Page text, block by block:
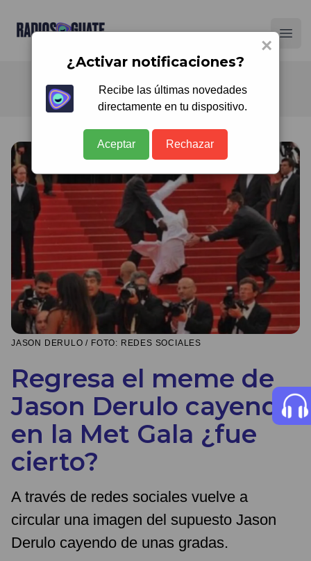
Radios Guate
JASON DERULO / FOTO: REDES SOCIALES
Regresa el meme de
Jason Derulo cayendo
en la Met Gala ¿fue
cierto?
A través de redes sociales vuelve a
circular una imagen del supuesto Jason
Derulo cayendo de unas gradas.
×
¿Activar notificaciones?
Recibe las últimas novedades
directamente en tu dispositivo.
Aceptar Rechazar